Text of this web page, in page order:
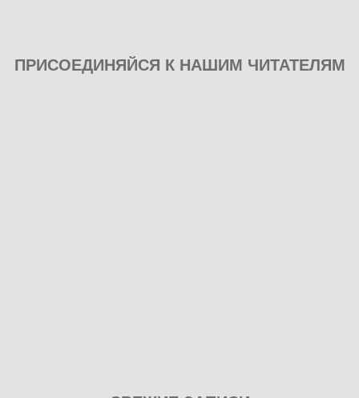
ПРИСОЕДИНЯЙСЯ К НАШИМ ЧИТАТЕЛЯМ